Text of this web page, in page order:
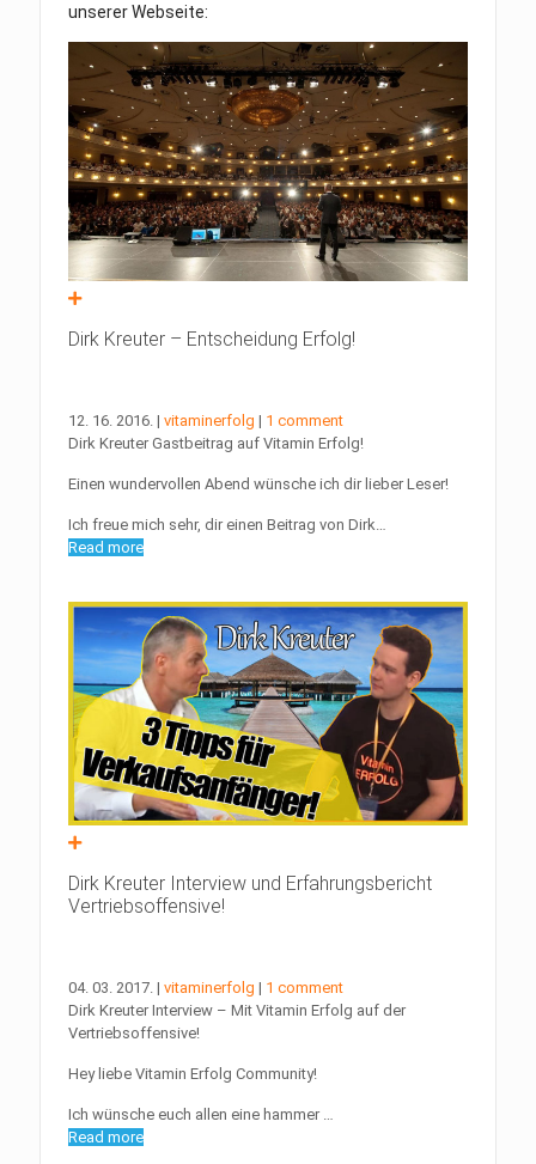
unserer Webseite:
Dirk Kreuter – Entscheidung Erfolg!
12. 16. 2016. |vitaminerfolg | 1 comment
Dirk Kreuter Gastbeitrag auf Vitamin Erfolg!
Einen wundervollen Abend wünsche ich dir lieber Leser!
Ich freue mich sehr, dir einen Beitrag von Dirk…
Read more
Dirk Kreuter Interview und Erfahrungsbericht
Vertriebsoffensive!
04. 03. 2017. |vitaminerfolg | 1 comment
Dirk Kreuter Interview – Mit Vitamin Erfolg auf der
Vertriebsoffensive!
Hey liebe Vitamin Erfolg Community!
Ich wünsche euch allen eine hammer …
Read more